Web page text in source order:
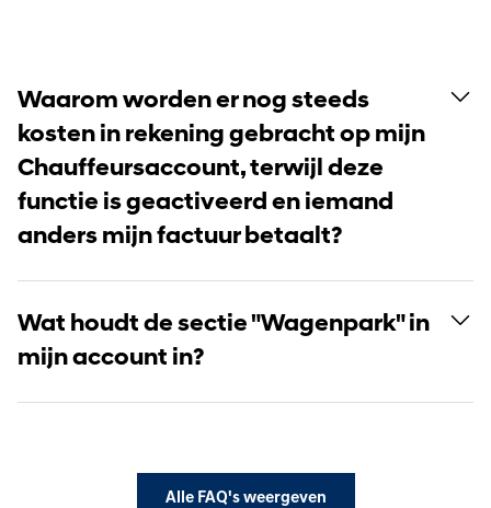
Waarom worden er nog steeds
kosten in rekening gebracht op mijn
Chauffeursaccount, terwijl deze
functie is geactiveerd en iemand
anders mijn factuur betaalt?
Wat houdt de sectie "Wagenpark" in
mijn account in?
Alle FAQ's weergeven